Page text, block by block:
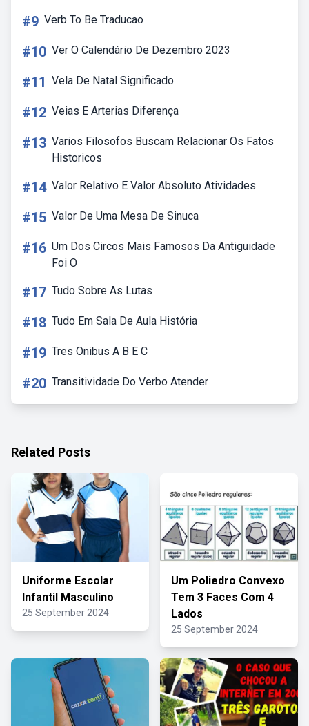
#9 Verb To Be Traducao
#10 Ver O Calendário De Dezembro 2023
#11 Vela De Natal Significado
#12 Veias E Arterias Diferença
#13 Varios Filosofos Buscam Relacionar Os Fatos
Historicos
#14 Valor Relativo E Valor Absoluto Atividades
#15 Valor De Uma Mesa De Sinuca
#16 Um Dos Circos Mais Famosos Da Antiguidade
Foi O
#17 Tudo Sobre As Lutas
#18 Tudo Em Sala De Aula História
#19 Tres Onibus A B E C
#20 Transitividade Do Verbo Atender
Related Posts
Uniforme Escolar
Infantil Masculino
25 September 2024
Um Poliedro Convexo
Tem 3 Faces Com 4
Lados
25 September 2024